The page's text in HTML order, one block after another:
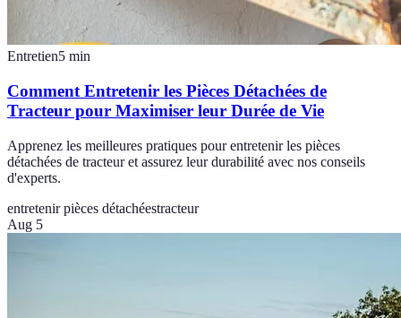
Entretien5 min
Comment Entretenir les Pièces Détachées de
Tracteur pour Maximiser leur Durée de Vie
Apprenez les meilleures pratiques pour entretenir les pièces
détachées de tracteur et assurez leur durabilité avec nos conseils
d'experts.
entretenir pièces détachéestracteur
Aug 5